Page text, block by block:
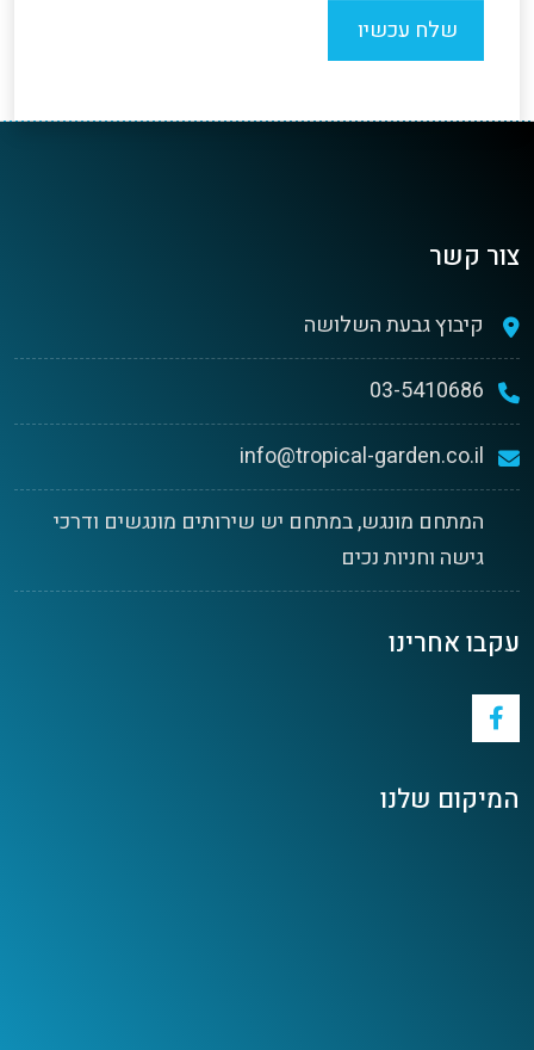
צור קשר
קיבוץ גבעת השלושה
03-5410686
info@tropical-garden.co.il
המתחם מונגש, במתחם יש שירותים מונגשים ודרכי
גישה וחניות נכים
עקבו אחרינו
המיקום שלנו